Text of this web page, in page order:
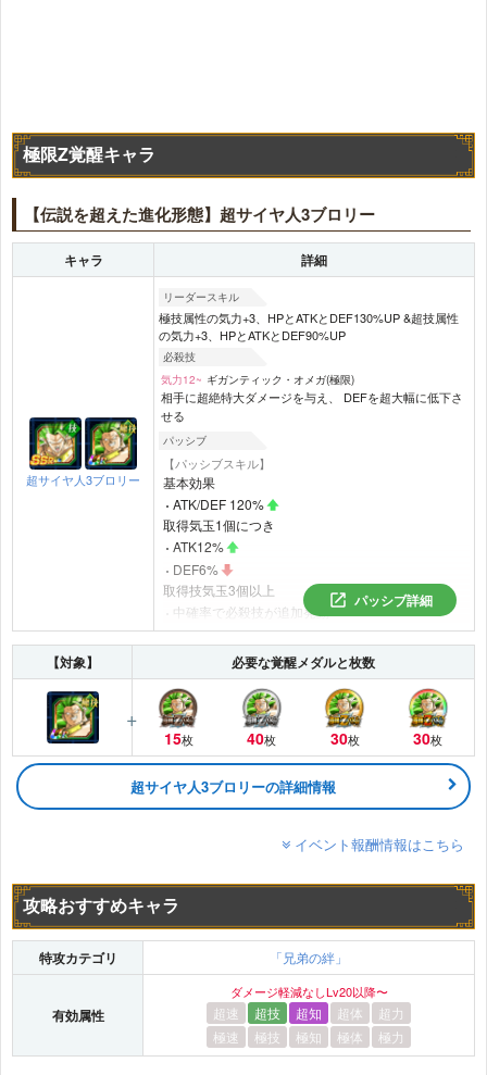
極限Z覚醒キャラ
【伝説を超えた進化形態】超サイヤ人3ブロリー
キャラ 詳細
超サイヤ人3ブロリー
リーダースキル
極技属性の気力+3、HPとATKとDEF130%UP &超技属性
の気力+3、HPとATKとDEF90%UP
必殺技
気力12~ ギガンティック・オメガ(極限)
相手に超絶特大ダメージを与え、 DEFを超大幅に低下さ
せる
パッシブ
【パッシブスキル】
基本効果
ATK/DEF 120%
取得気玉1個につき
ATK12%
DEF6%
取得技気玉3個以上
中確率で必殺技が追加発動
パッシブ詳細
【対象】 必要な覚醒メダルと枚数
15枚 40枚 30枚 30枚
超サイヤ人3ブロリーの詳細情報
イベント報酬情報はこちら
攻略おすすめキャラ
特攻カテゴリ 「兄弟の絆」
有効属性
ダメージ軽減なしLv20以降〜
超速 超技 超知 超体
超力
極速
極技 極知 極体 極力